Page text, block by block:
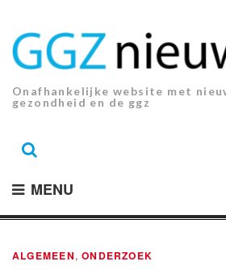
inhoud.
Onafhankelijke website met
gezondheid en de ggz
MENU
ALGEMEEN,ONDERZOEK